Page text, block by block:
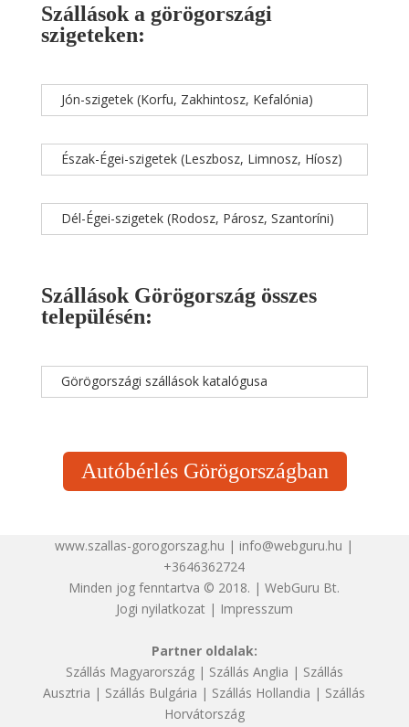
Szállások a görögországi
szigeteken:
Jón-szigetek (Korfu, Zakhintosz, Kefalónia)
Észak-Égei-szigetek (Leszbosz, Limnosz, Híosz)
Dél-Égei-szigetek (Rodosz, Párosz, Szantoríni)
Szállások Görögország összes
településén:
Görögországi szállások katalógusa
Autóbérlés Görögországban
www.szallas-gorogorszag.hu | info@webguru.hu |
+3646362724
Minden jog fenntartva © 2018. | WebGuru Bt.
Jogi nyilatkozat| Impresszum
Partner oldalak:
Szállás Magyarország| Szállás Anglia | Szállás
Ausztria | Szállás Bulgária | Szállás Hollandia | Szállás
Horvátország